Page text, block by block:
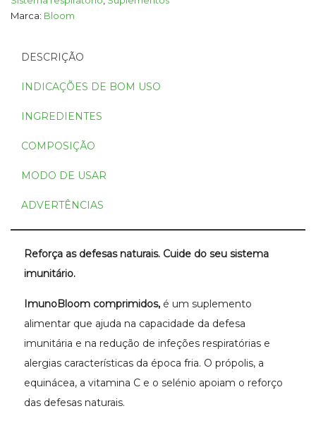
Marca: Bloom
DESCRIÇÃO
INDICAÇÕES DE BOM USO
INGREDIENTES
COMPOSIÇÃO
MODO DE USAR
ADVERTÊNCIAS
Reforça as defesas naturais. Cuide do seu sistema
imunitário.
ImunoBloom comprimidos, é um suplemento
alimentar que ajuda na capacidade da defesa
imunitária e na redução de infeções respiratórias e
alergias características da época fria. O própolis, a
equinácea, a vitamina C e o selénio apoiam o reforço
das defesas naturais.